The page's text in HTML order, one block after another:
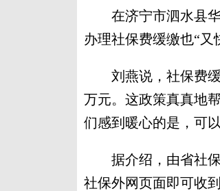
在济宁市泗水县华
办理社保费缓缴也“又
刘燕说，社保费缓
万元。这政策真真地
们感到暖心的是，可
据介绍，由省社保
社保外网页面即可收